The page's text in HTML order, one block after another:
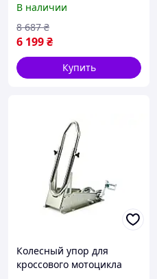
620х210х380 20605
В наличии
6 199₴
8 687 ₴
Купить
Колесный упор для
кроссового мотоцикла